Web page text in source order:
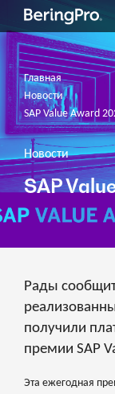
Главная
Новости
SAP Value Award
Новости
SAP
Рады
получили
премии SAP
Эта ежегодная